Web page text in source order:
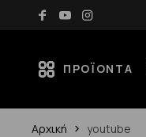
Δωρεάν
ΠΡΟΪΌΝΤΑ
Αρχική youtube